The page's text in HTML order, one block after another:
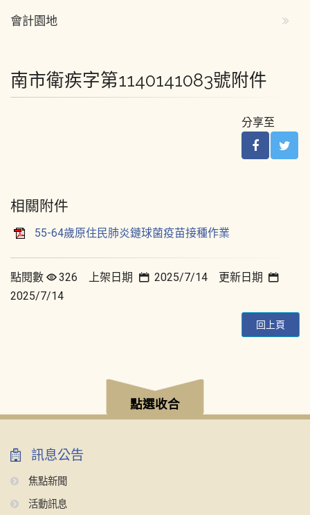
會計園地
南市衛疾字第1140141083號附件
分享至
相關附件
55-64歲原住民肺炎鏈球菌疫苗接種作業
點閱數 326 上架日期
2025/7/14 更新日期
2025/7/14
回上頁
點選收合
訊息公告
焦點新聞
活動訊息